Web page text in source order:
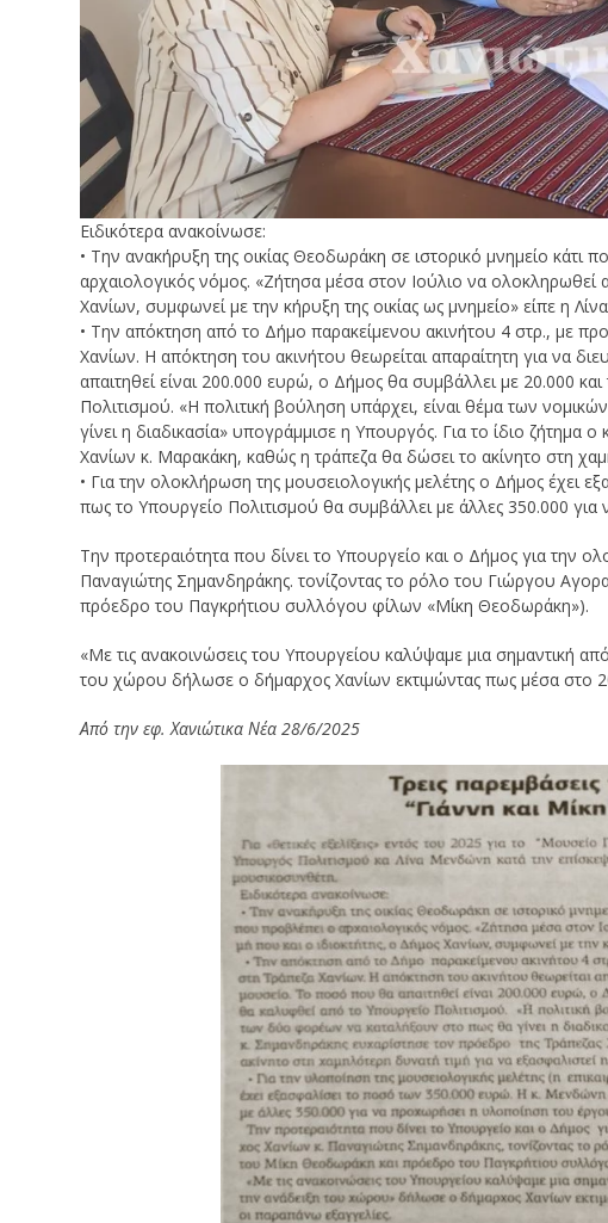
Ειδικότερα ανακοίνωσε:
• Την ανακήρυξη της οικίας Θεοδωράκη σε ιστορικό μνημείο κάτι
αρχαιολογικός νόμος. «Ζήτησα μέσα στον Ιούλιο να ολοκληρωθεί
Χανίων, συμφωνεί με την κήρυξη της οικίας ως μνημείο» είπε η
• Την απόκτηση από το Δήμο παρακείμενου ακινήτου 4 στρ., με
Χανίων. Η απόκτηση του ακινήτου θεωρείται απαραίτητη για να
απαιτηθεί είναι 200.000 ευρώ, ο Δήμος θα συμβάλλει με 20.000
Πολιτισμού. «Η πολιτική βούληση υπάρχει, είναι θέμα των
γίνει η διαδικασία» υπογράμμισε η Υπουργός. Για το ίδιο ζήτημα
Χανίων κ. Μαρακάκη, καθώς η τράπεζα θα δώσει το ακίνητο στη
• Για την ολοκλήρωση της μουσειολογικής μελέτης ο Δήμος
πως το Υπουργείο Πολιτισμού θα συμβάλλει με άλλες 350.000
Την προτεραιότητα που δίνει το Υπουργείο και ο Δήμος για
Παναγιώτης Σημανδηράκης. τονίζοντας το ρόλο του Γιώργου
πρόεδρο του Παγκρήτιου συλλόγου φίλων «Μίκη Θεοδωράκη»).
«Με τις ανακοινώσεις του Υπουργείου καλύψαμε μια σημαντική
του χώρου δήλωσε ο δήμαρχος Χανίων εκτιμώντας πως μέσα στο
Από την εφ. Χανιώτικα Νέα 28/6/2025